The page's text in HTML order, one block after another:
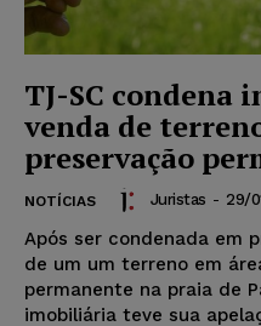
TJ-SC
venda de
preservação
NOTÍCIAS Juristas - 29/
Após ser condenada em
de um um terreno em
permanente na praia de
imobiliária teve sua